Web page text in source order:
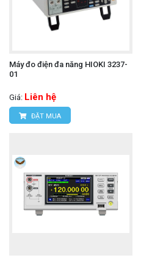
Máy đo điện đa năng HIOKI 3237-
01
Giá: Liên hệ
ĐẶT MUA